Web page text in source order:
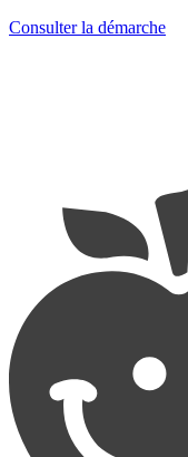
Consulter la démarche